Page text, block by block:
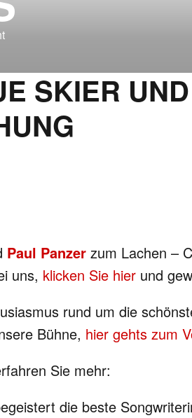
SKIER
Paul Panzer zum Lachen –
uns, klicken Sie hier und
rund um die
Bühne, hier gehts zum
Sie mehr:
die beste